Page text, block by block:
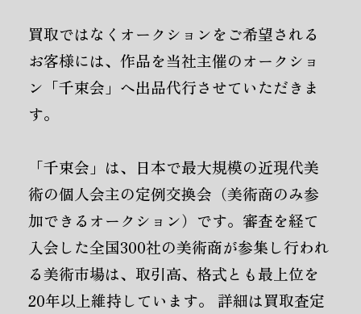
買取ではなくオークションをご希望される
お客様には、作品を当社主催のオークショ
ン「千束会」へ出品代行させていただきま
す。
「千束会」は、日本で最大規模の近現代美
術の個人会主の定例交換会（美術商のみ参
加できるオークション）です。審査を経て
入会した全国300社の美術商が参集し行われ
る美術市場は、取引高、格式とも最上位を
20年以上維持しています。 詳細は買取査定